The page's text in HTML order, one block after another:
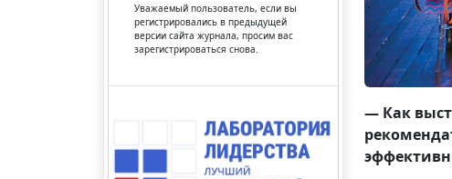
Уважаемый пользователь, если вы
регистрировались в предыдущей
версии сайта журнала, просим вас
зарегистрироваться снова.
— Как